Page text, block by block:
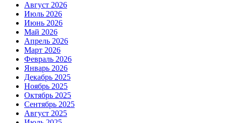
Август 2026
Июль 2026
Июнь 2026
Май 2026
Апрель 2026
Март 2026
Февраль 2026
Январь 2026
Декабрь 2025
Ноябрь 2025
Октябрь 2025
Сентябрь 2025
Август 2025